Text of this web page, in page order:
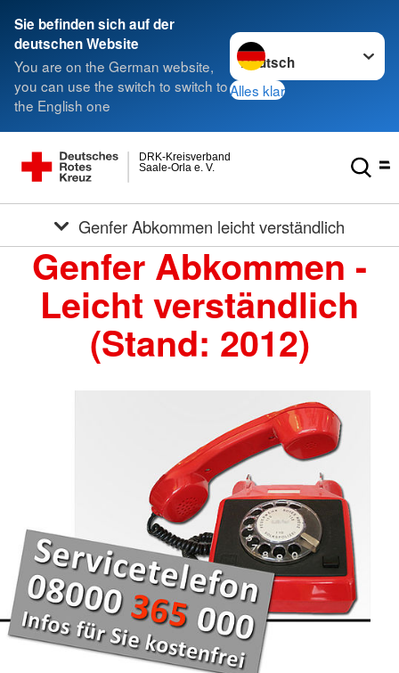
Sie befinden sich auf der
deutschen Website
You are on the German website,
you can use the switch to switch to
the English one
Sprache wechseln zu
Alles klar
Saale-Orla e. V.
DRK-Kreisverband
Genfer Abkommen leicht verständlich
Genfer Abkommen -
Leicht verständlich
(Stand: 2012)